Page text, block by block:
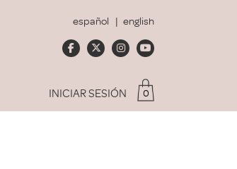
español english
INICIAR SESIÓN 0